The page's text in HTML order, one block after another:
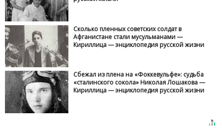
Сколько пленных советских солдат в
Афганистане стали мусульманами —
Кириллица — энциклопедия русской жизни
Сбежал из плена на «Фоккевульфе»: судьба
«сталинского сокола» Николая Лошакова —
Кириллица — энциклопедия русской жизни